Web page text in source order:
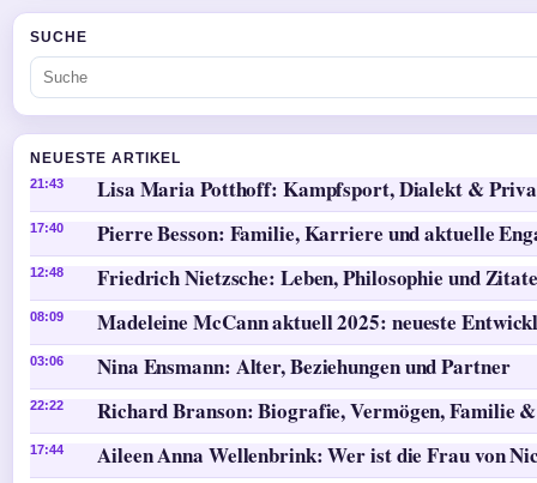
SUCHE
NEUESTE ARTIKEL
21:43 Lisa Maria Potthoff: Kampfsport, Dialekt &
17:40 Pierre Besson: Familie, Karriere und aktuelle
12:48 Friedrich Nietzsche: Leben, Philosophie und Zitate
08:09 Madeleine McCann aktuell 2025: neueste
03:06 Nina Ensmann: Alter, Beziehungen und Partner
22:22 Richard Branson: Biografie, Vermögen, Familie
17:44 Aileen Anna Wellenbrink: Wer ist die Frau von